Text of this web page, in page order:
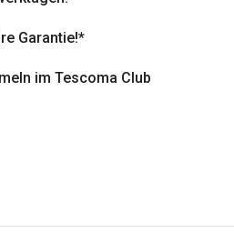
Garantie!*
im Tescoma Club